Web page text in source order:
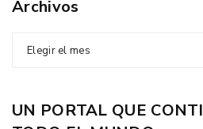
Archivos
Elegir el mes
UN PORTAL QUE